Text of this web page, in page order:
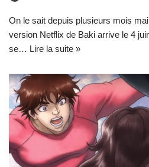
On le sait depuis plusieurs mois
version Netflix de Baki arrive le 4
se… Lire la suite »